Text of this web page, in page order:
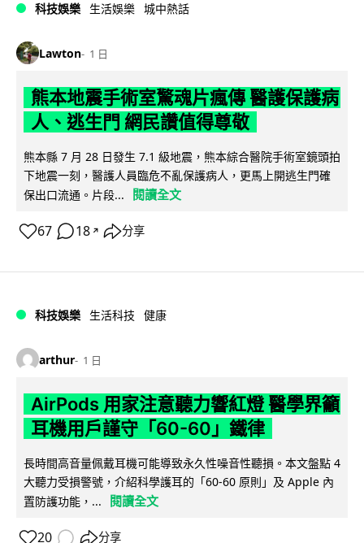
科技娛樂 生活娛樂 城中熱話
Lawton 1 日
熊本地震手術室驚魂片瘋傳 醫護保護病
人、逃生門 網民讚值得尊敬
熊本縣 7 月 28 日發生 7.1 級地震，熊本綜合醫院手術室鏡頭拍
下地震一刻，醫護人員臨危不亂保護病人，更馬上開逃生門確
保出口流通。片段...
閱讀全文
67 18 ↗ 分享
科技娛樂 生活科技 健康
arthur 1 日
AirPods 用家注意聽力響紅燈 醫學界籲
耳機用戶謹守「60-60」鐵律
長時間高音量佩戴耳機可能導致永久性噪音性聽損。本文盤點 4
大聽力受損警號，介紹科學護耳的「60-60 原則」及 Apple 內
置防護功能，...
閱讀全文
20 分享